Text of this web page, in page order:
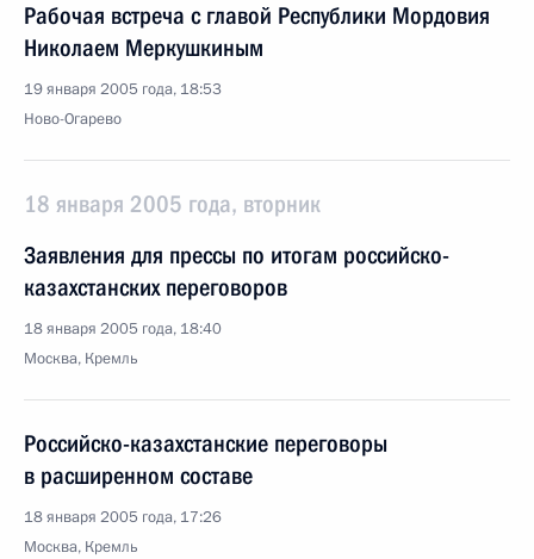
Рабочая встреча с главой Республики Мордовия
Николаем Меркушкиным
19 января 2005 года, 18:53
Ново-Огарево
18 января 2005 года, вторник
Заявления для прессы по итогам российско-
казахстанских переговоров
18 января 2005 года, 18:40
Москва, Кремль
Российско-казахстанские переговоры
в расширенном составе
18 января 2005 года, 17:26
Москва, Кремль